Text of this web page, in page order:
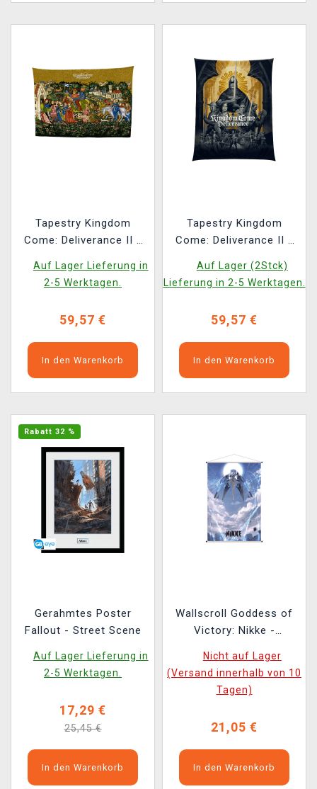
Tapestry Kingdom
Come: Deliverance II -
Hof (Bild auf Textil)
Auf Lager Lieferung in
2-5 Werktagen.
59,57 €
In den Warenkorb
Tapestry Kingdom
Come: Deliverance II -
(Textilbild)
Auf Lager (2Stck)
Lieferung in 2-5 Werktagen.
59,57 €
In den Warenkorb
Rabatt 32 %
Gerahmtes Poster
Fallout - Street Scene
Auf Lager Lieferung in
2-5 Werktagen.
17,29 €
25,45 €
In den Warenkorb
Wallscroll Goddess of
Victory: Nikke -
Nicht auf Lager
(Versand innerhalb von 10
Tagen)
21,05 €
In den Warenkorb